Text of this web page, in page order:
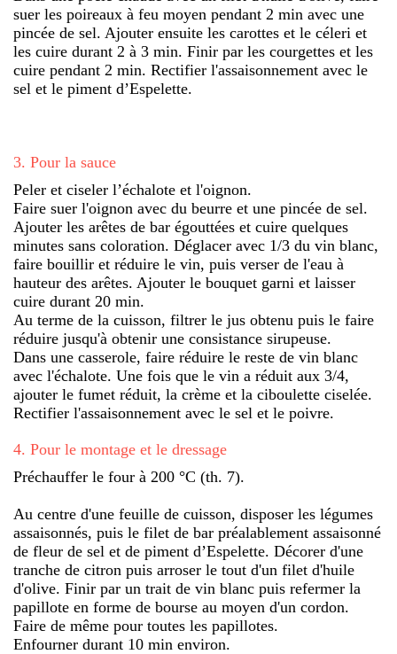
suer les poireaux à feu moyen pendant 2 min avec une
pincée de sel. Ajouter ensuite les carottes et le céleri et
les cuire durant 2 à 3 min. Finir par les courgettes et les
cuire pendant 2 min. Rectifier l'assaisonnement avec le
sel et le piment d’Espelette.
3. Pour la sauce
Peler et ciseler l’échalote et l'oignon.
Faire suer l'oignon avec du beurre et une pincée de sel.
Ajouter les arêtes de bar égouttées et cuire quelques
minutes sans coloration. Déglacer avec 1/3 du vin blanc,
faire bouillir et réduire le vin, puis verser de l'eau à
hauteur des arêtes. Ajouter le bouquet garni et laisser
cuire durant 20 min.
Au terme de la cuisson, filtrer le jus obtenu puis le faire
réduire jusqu'à obtenir une consistance sirupeuse.
Dans une casserole, faire réduire le reste de vin blanc
avec l'échalote. Une fois que le vin a réduit aux 3/4,
ajouter le fumet réduit, la crème et la ciboulette ciselée.
Rectifier l'assaisonnement avec le sel et le poivre.
4. Pour le montage et le dressage
Préchauffer le four à 200 °C (th. 7).
Au centre d'une feuille de cuisson, disposer les légumes
assaisonnés, puis le filet de bar préalablement assaisonné
de fleur de sel et de piment d’Espelette. Décorer d'une
tranche de citron puis arroser le tout d'un filet d'huile
d'olive. Finir par un trait de vin blanc puis refermer la
papillote en forme de bourse au moyen d'un cordon.
Faire de même pour toutes les papillotes.
Enfourner durant 10 min environ.